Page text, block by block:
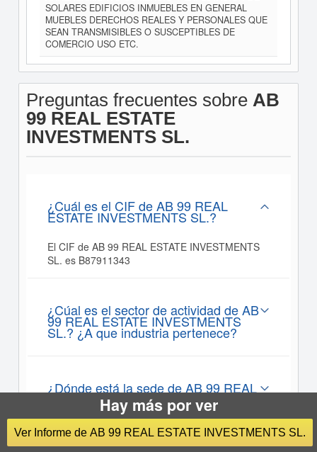
SOLARES EDIFICIOS INMUEBLES EN GENERAL
MUEBLES DERECHOS REALES Y PERSONALES QUE
SEAN TRANSMISIBLES O SUSCEPTIBLES DE
COMERCIO USO ETC.
Preguntas frecuentes sobre AB
99 REAL ESTATE
INVESTMENTS SL.
¿Cuál es el CIF de AB 99 REAL
ESTATE INVESTMENTS SL.?
El CIF de AB 99 REAL ESTATE INVESTMENTS
SL. es B87911343
¿Cúal es el sector de actividad de AB
99 REAL ESTATE INVESTMENTS
SL.? ¿A que industria pertenece?
¿Dónde está la sede de AB 99 REAL
ESTATE INVESTMENTS SL.?
Hay más por ver
Ver Informe de AB 99 REAL ESTATE INVESTMENTS SL.